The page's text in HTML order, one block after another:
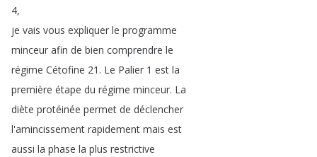
4,
je vais vous expliquer le programme
minceur afin de bien comprendre le
régime Cétofine 21. Le Palier 1 est la
première étape du régime minceur. La
diète protéinée permet de déclencher
l'amincissement rapidement mais est
aussi la phase la plus restrictive